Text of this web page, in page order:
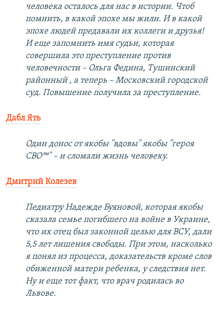
человека осталось для нас в истории. Чтоб
помнить, в какой эпохе мы жили. И в какой
эпохе людей предавали их коллеги и друзья!
И еще запомнить имя судьи, которая
совершила это преступление против
человечности – Ольга Федина, Тушинский
районный , а теперь – Московский городской
суд. Повышение получила за преступление.
Дабл Ять
Один донос от якобы "вдовы" якобы "героя
СВО™" – и сломали жизнь человеку.
Дмитрий Колезев
Педиатру Надежде Буяновой, которая якобы
сказала семье погибшего на войне в Украине,
что их отец был законной целью для ВСУ, дали
5,5 лет лишения свободы. При этом, насколько
я понял из процесса, доказательств кроме слов
обиженной матери ребенка, у следствия нет.
Ну и еще тот факт, что врач родилась во
Львове.